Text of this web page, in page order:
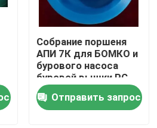
Собрание поршеня
АПИ 7К для БОМКО и
бурового насоса
буровой вышки РС
Ф1600
Отправить запрос